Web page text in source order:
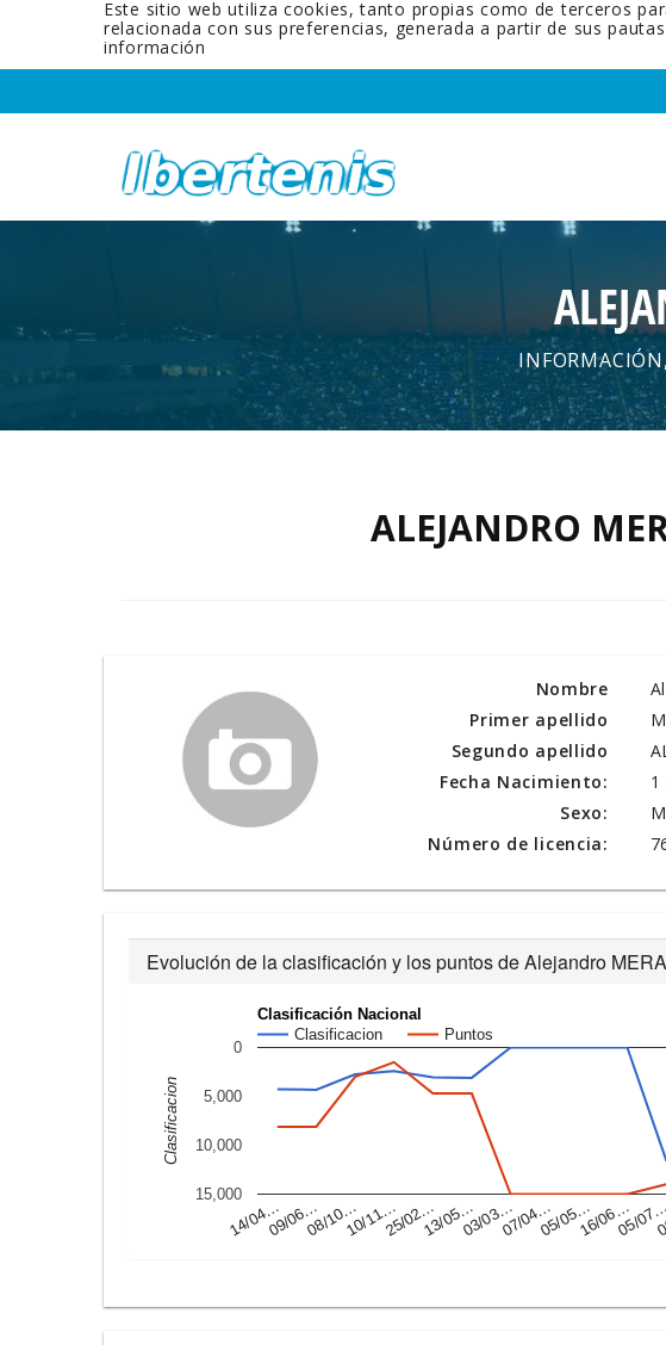
Este sitio web utiliza cookies, tanto propias como de terceros
relacionada con sus preferencias, generada a partir de sus
información
ALEJANDRO
Nombre
Primer apellido
Segundo apellido
Fecha Nacimiento:
Sexo:
Número de licencia:
1
Evolución de la clasificación y los puntos de Alejandro MERA
Clasificación Nacional
Clasificacion
Puntos
14/04…09/06…08/10…10/11…25/02…13/05…03/03…07/04…05/05…16/06…05/
0
5,000
10,000
15,000
Clasificacion